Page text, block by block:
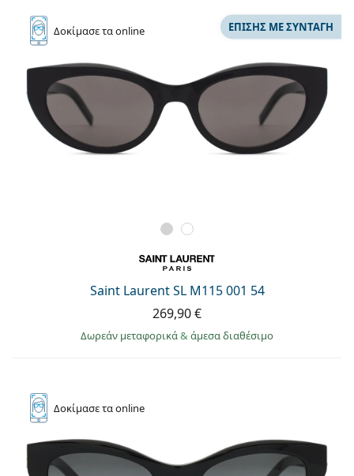
Δοκίμασετα online
Saint Laurent SL M115 001 54
ΕΠΊΣΗΣ ΜΕ ΣΥΝΤΑΓΉ
269,90 €
Δωρεάν μεταφορικά & άμεσα διαθέσιμο
Δοκίμασετα online